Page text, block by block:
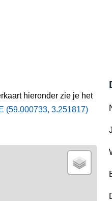
hieronder zie je het
(59.000733, 3.251817)